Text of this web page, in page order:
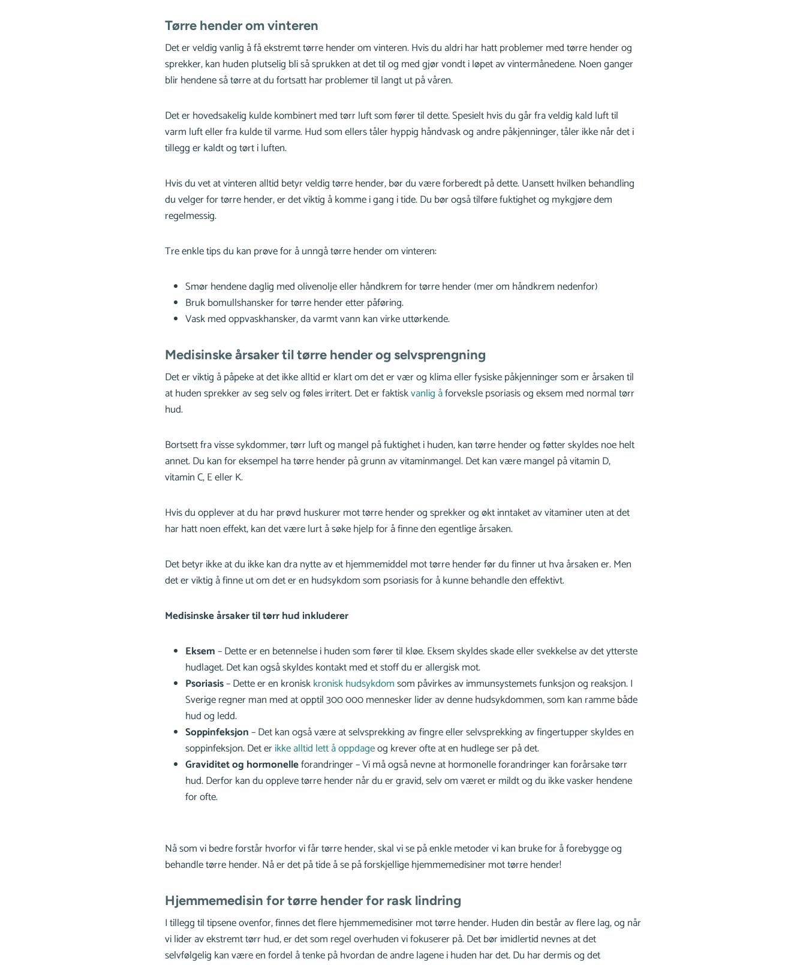
Tørre hender om vinteren
Det er veldig vanlig å få ekstremt tørre hender om vinteren. Hvis du aldri har hatt problemer med tørre hender og
sprekker, kan huden plutselig bli så sprukken at det til og med gjør vondt i løpet av vintermånedene. Noen ganger
blir hendene så tørre at du fortsatt har problemer til langt ut på våren.
Det er hovedsakelig kulde kombinert med tørr luft som fører til dette. Spesielt hvis du går fra veldig kald luft til
varm luft eller fra kulde til varme. Hud som ellers tåler hyppig håndvask og andre påkjenninger, tåler ikke når det i
tillegg er kaldt og tørt i luften.
Hvis du vet at vinteren alltid betyr veldig tørre hender, bør du være forberedt på dette. Uansett hvilken behandling
du velger for tørre hender, er det viktig å komme i gang i tide. Du bør også tilføre fuktighet og mykgjøre dem
regelmessig.
Tre enkle tips du kan prøve for å unngå tørre hender om vinteren:
Smør hendene daglig med olivenolje eller håndkrem for tørre hender (mer om håndkrem nedenfor)
Bruk bomullshansker for tørre hender etter påføring.
Vask med oppvaskhansker, da varmt vann kan virke uttørkende.
Medisinske årsaker til tørre hender og selvsprengning
Det er viktig å påpeke at det ikke alltid er klart om det er vær og klima eller fysiske påkjenninger som er årsaken til
at huden sprekker av seg selv og føles irritert. Det er faktiskvanlig åforveksle psoriasis og eksem med normal tørr
hud.
Bortsett fra visse sykdommer, tørr luft og mangel på fuktighet i huden, kan tørre hender og føtter skyldes noe helt
annet. Du kan for eksempel ha tørre hender på grunn av vitaminmangel. Det kan være mangel på vitamin D,
vitamin C, E eller K.
Hvis du opplever at du har prøvd huskurer mot tørre hender og sprekker og økt inntaket av vitaminer uten at det
har hatt noen effekt, kan det være lurt å søke hjelp for å finne den egentlige årsaken.
Det betyr ikke at du ikke kan dra nytte av et hjemmemiddel mot tørre hender før du finner ut hva årsaken er. Men
det er viktig å finne ut om det er en hudsykdom som psoriasis for å kunne behandle den effektivt.
Medisinske årsaker til tørr hud inkluderer
Eksem– Dette er en betennelse i huden som fører til kløe. Eksem skyldes skade eller svekkelse av det ytterste
hudlaget. Det kan også skyldes kontakt med et stoff du er allergisk mot.
Psoriasis– Dette er en kroniskkronisk hudsykdomsom påvirkes av immunsystemets funksjon og reaksjon. I
Sverige regner man med at opptil 300 000 mennesker lider av denne hudsykdommen, som kan ramme både
hud og ledd.
Soppinfeksjon– Det kan også være at selvsprekking av fingre eller selvsprekking av fingertupper skyldes en
soppinfeksjon. Det erikke alltid lett å oppdageog krever ofte at en hudlege ser på det.
Graviditet og hormonelleforandringer – Vi må også nevne at hormonelle forandringer kan forårsake tørr
hud. Derfor kan du oppleve tørre hender når du er gravid, selv om været er mildt og du ikke vasker hendene
for ofte.
Nå som vi bedre forstår hvorfor vi får tørre hender, skal vi se på enkle metoder vi kan bruke for å forebygge og
behandle tørre hender. Nå er det på tide å se på forskjellige hjemmemedisiner mot tørre hender!
Hjemmemedisin for tørre hender for rask lindring
I tillegg til tipsene ovenfor, finnes det flere hjemmemedisiner mot tørre hender. Huden din består av flere lag, og når
vi lider av ekstremt tørr hud, er det som regel overhuden vi fokuserer på. Det bør imidlertid nevnes at det
selvfølgelig kan være en fordel å tenke på hvordan de andre lagene i huden har det. Du har dermis og det